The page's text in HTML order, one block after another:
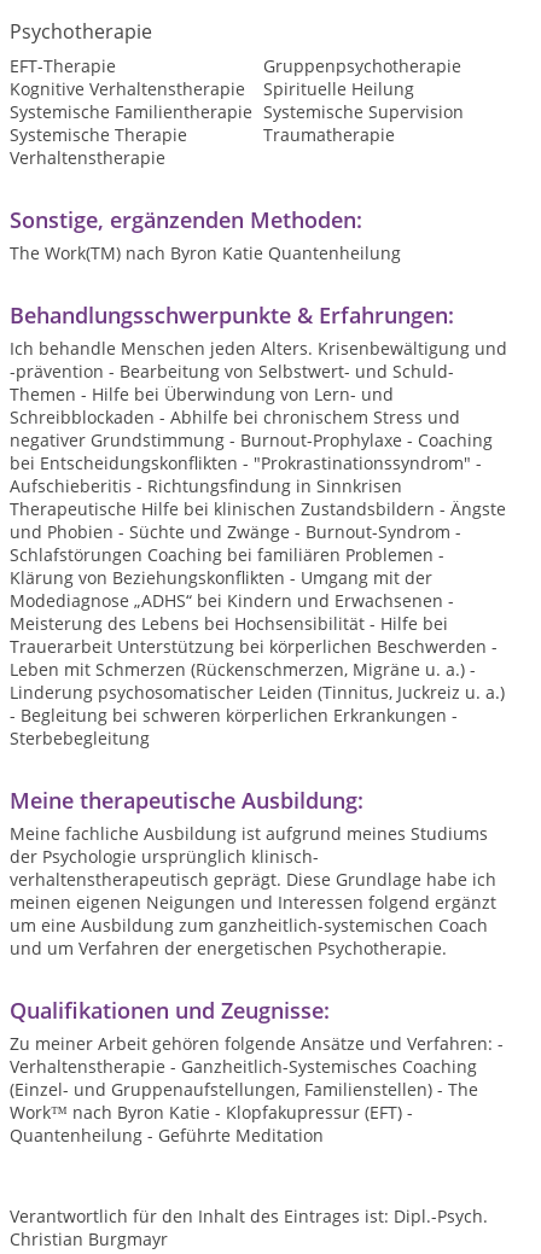
Psychotherapie
EFT-Therapie
Gruppenpsychotherapie
Kognitive Verhaltenstherapie
Spirituelle Heilung
Systemische Familientherapie Systemische Supervision
Systemische Therapie
Traumatherapie
Verhaltenstherapie
Sonstige, ergänzenden Methoden:
The Work(TM) nach Byron Katie Quantenheilung
Behandlungsschwerpunkte & Erfahrungen:
Ich behandle Menschen jeden Alters. Krisenbewältigung und
-prävention - Bearbeitung von Selbstwert- und Schuld-
Themen - Hilfe bei Überwindung von Lern- und
Schreibblockaden - Abhilfe bei chronischem Stress und
negativer Grundstimmung - Burnout-Prophylaxe - Coaching
bei Entscheidungskonflikten - "Prokrastinationssyndrom" -
Aufschieberitis - Richtungsfindung in Sinnkrisen
Therapeutische Hilfe bei klinischen Zustandsbildern - Ängste
und Phobien - Süchte und Zwänge - Burnout-Syndrom -
Schlafstörungen Coaching bei familiären Problemen -
Klärung von Beziehungskonflikten - Umgang mit der
Modediagnose „ADHS“ bei Kindern und Erwachsenen -
Meisterung des Lebens bei Hochsensibilität - Hilfe bei
Trauerarbeit Unterstützung bei körperlichen Beschwerden -
Leben mit Schmerzen (Rückenschmerzen, Migräne u. a.) -
Linderung psychosomatischer Leiden (Tinnitus, Juckreiz u. a.)
- Begleitung bei schweren körperlichen Erkrankungen -
Sterbebegleitung
Meine therapeutische Ausbildung:
Meine fachliche Ausbildung ist aufgrund meines Studiums
der Psychologie ursprünglich klinisch-
verhaltenstherapeutisch geprägt. Diese Grundlage habe ich
meinen eigenen Neigungen und Interessen folgend ergänzt
um eine Ausbildung zum ganzheitlich-systemischen Coach
und um Verfahren der energetischen Psychotherapie.
Qualifikationen und Zeugnisse:
Zu meiner Arbeit gehören folgende Ansätze und Verfahren: -
Verhaltenstherapie - Ganzheitlich-Systemisches Coaching
(Einzel- und Gruppenaufstellungen, Familienstellen) - The
Work™ nach Byron Katie - Klopfakupressur (EFT) -
Quantenheilung - Geführte Meditation
Verantwortlich für den Inhalt des Eintrages ist: Dipl.-Psych.
Christian Burgmayr